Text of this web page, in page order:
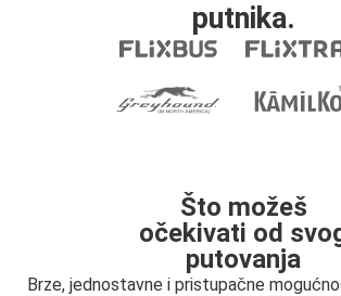
putnika.
Što možeš
očekivati od
putovanja
Brze, jednostavne i pristupačne